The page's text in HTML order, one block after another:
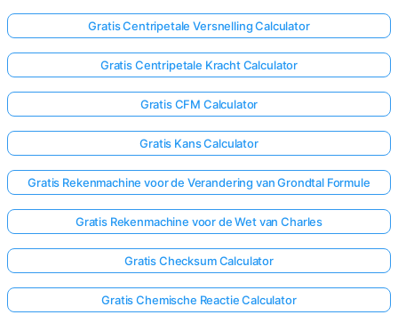
Gratis Centripetale Versnelling Calculator
Gratis Centripetale Kracht Calculator
Gratis CFM Calculator
Gratis Kans Calculator
Gratis Rekenmachine voor de Verandering van Grondtal Formule
Gratis Rekenmachine voor de Wet van Charles
Gratis Checksum Calculator
Gratis Chemische Reactie Calculator